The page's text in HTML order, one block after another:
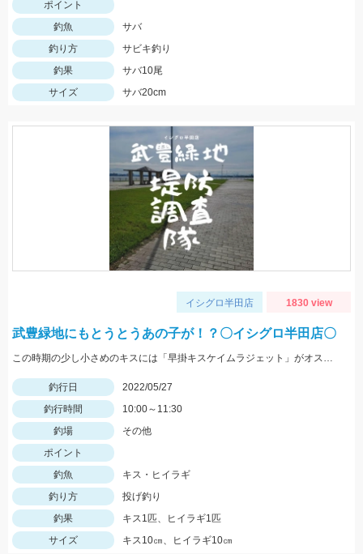
ポイント
釣魚
サバ
釣り方
サビキ釣り
釣果
サバ10尾
サイズ
サバ20cm
イシグロ半田店 1830 view
武豊緑地にもとうとうあの子が！？〇イシグロ半田店〇
この時期の少し小さめのキスには「早掛キスケイムラジェット」がオススメ！ 武豊緑地でも小型ですがキスが釣れ始めました！皆さんも是非、チャレンジしてみてください！！
釣行日
2022/05/27
釣行時間
10:00～11:30
釣場
その他
ポイント
釣魚
キス・ヒイラギ
釣り方
投げ釣り
釣果
キス1匹、ヒイラギ1匹
サイズ
キス10㎝、ヒイラギ10㎝